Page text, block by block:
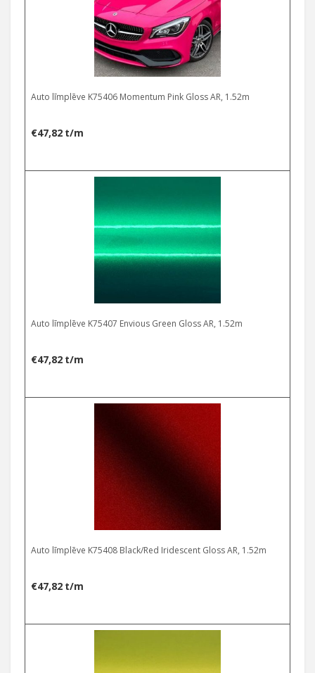
Auto līmplēve K75406 Momentum Pink Gloss AR, 1.52m
€47,82 t/m
Auto līmplēve K75407 Envious Green Gloss AR, 1.52m
€47,82 t/m
Auto līmplēve K75408 Black/Red Iridescent Gloss AR, 1.52m
€47,82 t/m